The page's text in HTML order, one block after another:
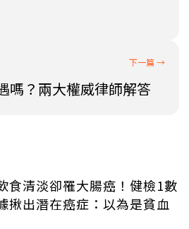
嗎？兩大權威律師解答
食清淡卻罹大腸癌！健檢1數
揪出潛在癌症：以為是貧血